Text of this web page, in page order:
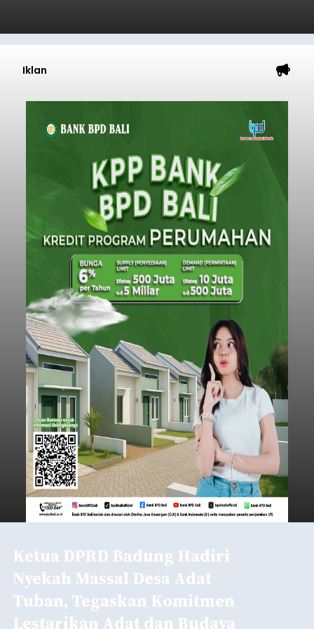
Iklan
Ketua DPRD Badung Hadiri
Nyekah Massal Desa Adat
Tuban, Tegaskan Komitmen
Lestarikan Adat dan Budaya